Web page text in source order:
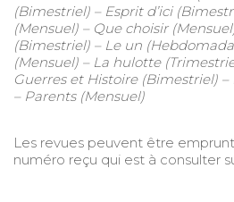
(Bimestriel) – Esprit d’ici
(Mensuel) – Que choisir
(Bimestriel) – Le un
(Mensuel) – La hulotte
Guerres et Histoire (Bimestriel)
– Parents (Mensuel)
Les revues peuvent être
numéro reçu qui est à consulter